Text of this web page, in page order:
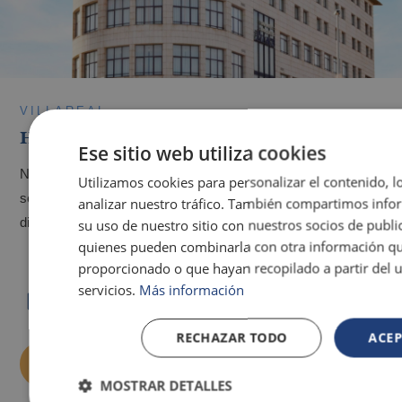
VILLAREAL
très particulier.
Profitez du spectacle du Défi médiéval à
Les meilleurs hôtels pour les familles
monoparentales
VILLAREAL
Hotel Vila-Real Palace
Nous combinons qualité et confort pour que vous vous
sentiez comme chez vous. L'hôtel Vila-real Palace 4* offre
différents espaces et des salles excl...
Ese sitio web utiliza cookies
Utilizamos cookies para personalizar el contenido,
analizar nuestro tráfico. También compartimos
su uso de nuestro sitio con nuestros socios de
quienes pueden combinarla con otra información
proporcionado o que hayan recopilado a partir del
servicios. Más información
RECHAZAR TODO
MOSTRAR DETALLES